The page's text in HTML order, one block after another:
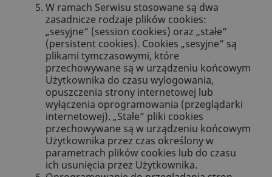
W ramach Serwisu stosowane są dwa
zasadnicze rodzaje plików cookies:
„sesyjne” (session cookies) oraz „stałe”
(persistent cookies). Cookies „sesyjne” są
plikami tymczasowymi, które
przechowywane są w urządzeniu końcowym
Użytkownika do czasu wylogowania,
opuszczenia strony internetowej lub
wyłączenia oprogramowania (przeglądarki
internetowej). „Stałe” pliki cookies
przechowywane są w urządzeniu końcowym
Użytkownika przez czas określony w
parametrach plików cookies lub do czasu
ich usunięcia przez Użytkownika.